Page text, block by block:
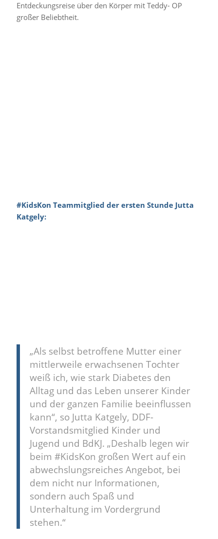
Entdeckungsreise über den Körper mit Teddy- OP
großer Beliebtheit.
#KidsKon Teammitglied der ersten Stunde Jutta
Katgely:
„Als selbst betroffene Mutter einer
mittlerweile erwachsenen Tochter
weiß ich, wie stark Diabetes den
Alltag und das Leben unserer Kinder
und der ganzen Familie beeinflussen
kann“, so Jutta Katgely, DDF-
Vorstandsmitglied Kinder und
Jugend und BdKJ. „Deshalb legen wir
beim #KidsKon großen Wert auf ein
abwechslungsreiches Angebot, bei
dem nicht nur Informationen,
sondern auch Spaß und
Unterhaltung im Vordergrund
stehen.“